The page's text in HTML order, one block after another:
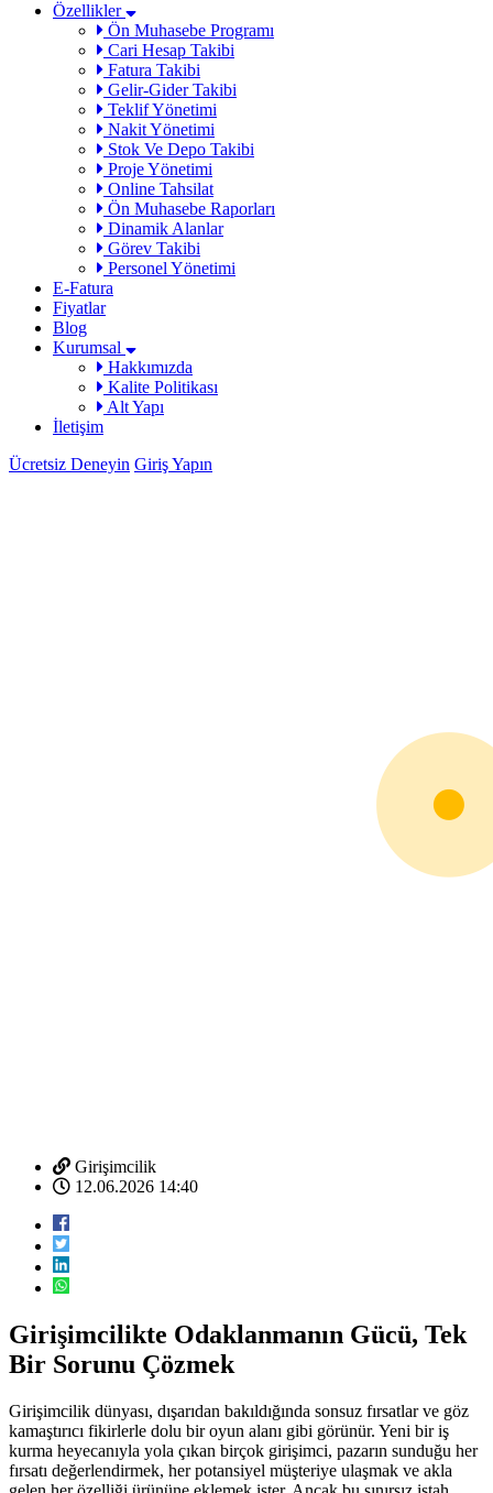
Özellikler
Ön Muhasebe Programı
Cari Hesap Takibi
Fatura Takibi
Gelir-Gider Takibi
Teklif Yönetimi
Nakit Yönetimi
Stok Ve Depo Takibi
Proje Yönetimi
Online Tahsilat
Ön Muhasebe Raporları
Dinamik Alanlar
Görev Takibi
Personel Yönetimi
E-Fatura
Fiyatlar
Blog
Kurumsal
Hakkımızda
Kalite Politikası
Alt Yapı
İletişim
Ücretsiz Deneyin Giriş Yapın
Girişimcilik
12.06.2026 14:40
Girişimcilikte Odaklanmanın Gücü, Tek
Bir Sorunu Çözmek
Girişimcilik dünyası, dışarıdan bakıldığında sonsuz fırsatlar ve göz
kamaştırıcı fikirlerle dolu bir oyun alanı gibi görünür. Yeni bir iş
kurma heyecanıyla yola çıkan birçok girişimci, pazarın sunduğu her
fırsatı değerlendirmek, her potansiyel müşteriye ulaşmak ve akla